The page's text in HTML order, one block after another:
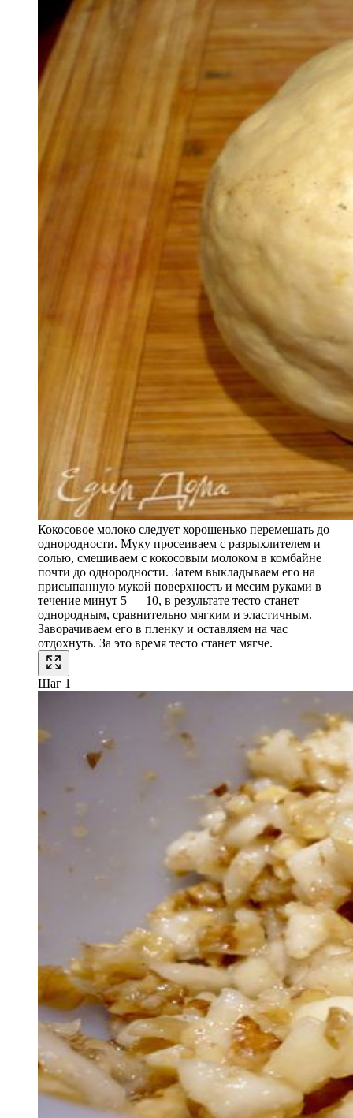
Кокосовое молоко следует хорошенько перемешать до
однородности. Муку просеиваем с разрыхлителем и
солью, смешиваем с кокосовым молоком в комбайне
почти до однородности. Затем выкладываем его на
присыпанную мукой поверхность и месим руками в
течение минут 5 — 10, в результате тесто станет
однородным, сравнительно мягким и эластичным.
Заворачиваем его в пленку и оставляем на час
отдохнуть. За это время тесто станет мягче.
Шаг 1